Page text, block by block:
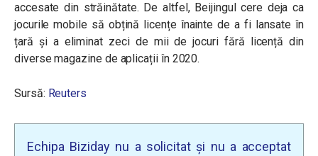
accesate din străinătate. De altfel, Beijingul cere deja ca
jocurile mobile să obțină licențe înainte de a fi lansate în
țară și a eliminat zeci de mii de jocuri fără licență din
diverse magazine de aplicații în 2020.
Sursă: Reuters
Echipa Biziday nu a solicitat și nu a acceptat